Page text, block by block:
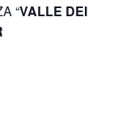
“VALLE DEI